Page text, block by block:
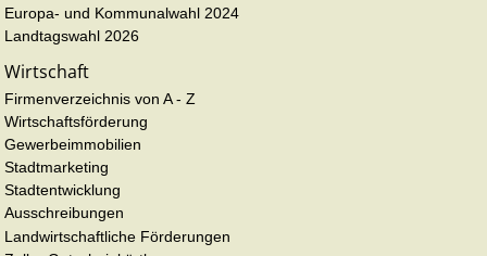
Europa- und Kommunalwahl 2024
Landtagswahl 2026
Wirtschaft
Firmenverzeichnis von A - Z
Wirtschaftsförderung
Gewerbeimmobilien
Stadtmarketing
Stadtentwicklung
Ausschreibungen
Landwirtschaftliche Förderungen